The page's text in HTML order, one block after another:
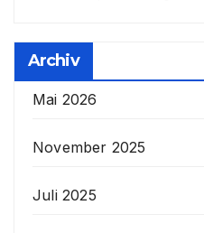
Archiv
Mai 2026
November 2025
Juli 2025